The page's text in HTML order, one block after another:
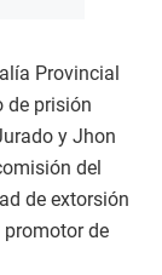
Provincial
de prisión
y Jhon
del
de extorsión
promotor de